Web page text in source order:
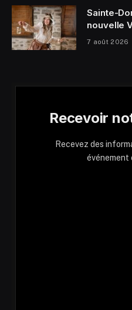
Sainte-
nouvelle
7 août 2026
Recevoir
Recevez des
événement